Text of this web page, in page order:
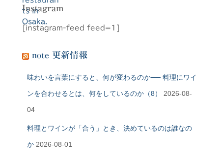
Instagram
[instagram-feed feed=1]
note 更新情報
味わいを言葉にすると、何が変わるのか── 料理にワイ
ンを合わせるとは、何をしているのか（8） 2026-08-
04
料理とワインが「合う」とき、決めているのは誰なの
か 2026-08-01